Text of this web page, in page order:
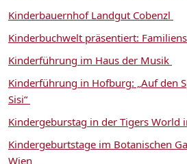
Kinderbauernhof Landgut Cobenzl
Kinderbuchwelt präsentiert:
Kinderführung im Haus der Musik
Kinderführung in Hofburg: „Auf den
Sisi“
Kindergeburstag in der Tigers World
Kindergeburtstage im Botanischen
Wien